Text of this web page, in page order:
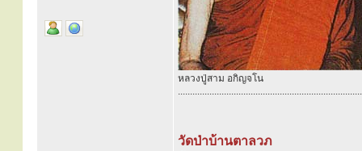
หลวงปู่สาม อกิญจโน
............................................................................
วัดป่าบ้านตาลวภ